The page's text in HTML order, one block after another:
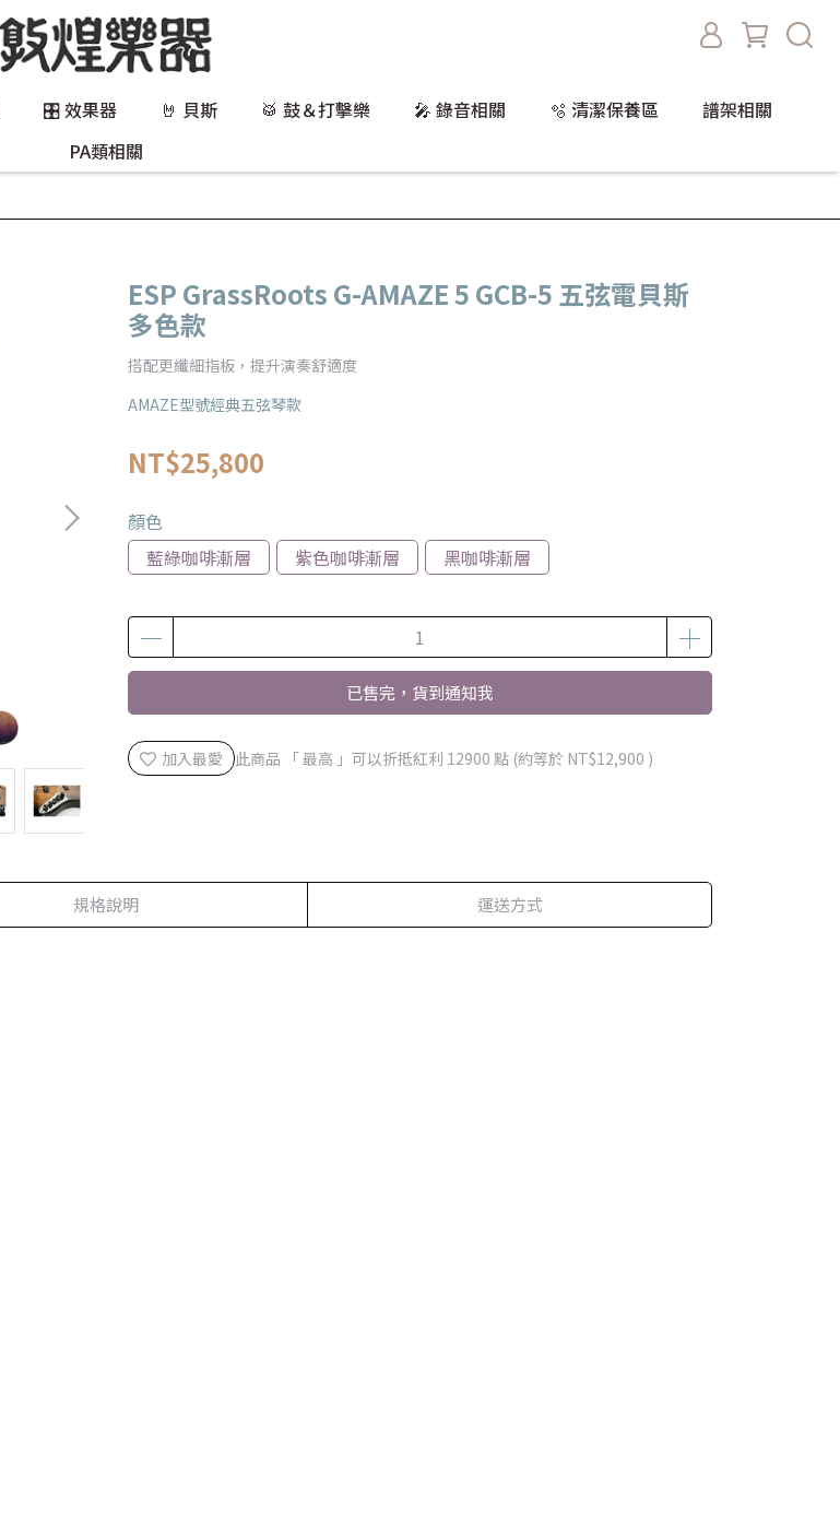
🎛️ 效果器 🤘 貝斯 🥁 鼓＆打擊樂 🎤 錄音相關 🫧 清潔保養區
譜架相關
PA類相關
ESP GrassRoots G-AMAZE 5 GCB-5 五弦電貝斯
多色款
搭配更纖細指板，提升演奏舒適度
AMAZE型號經典五弦琴款
NT$25,800
顏色
藍綠咖啡漸層
紫色咖啡漸層 黑咖啡漸層
已售完，貨到通知我
加入最愛 此商品 「 最高 」可以折抵紅利 12900 點 (約等於 NT$12,900 )
規格說明 運送方式